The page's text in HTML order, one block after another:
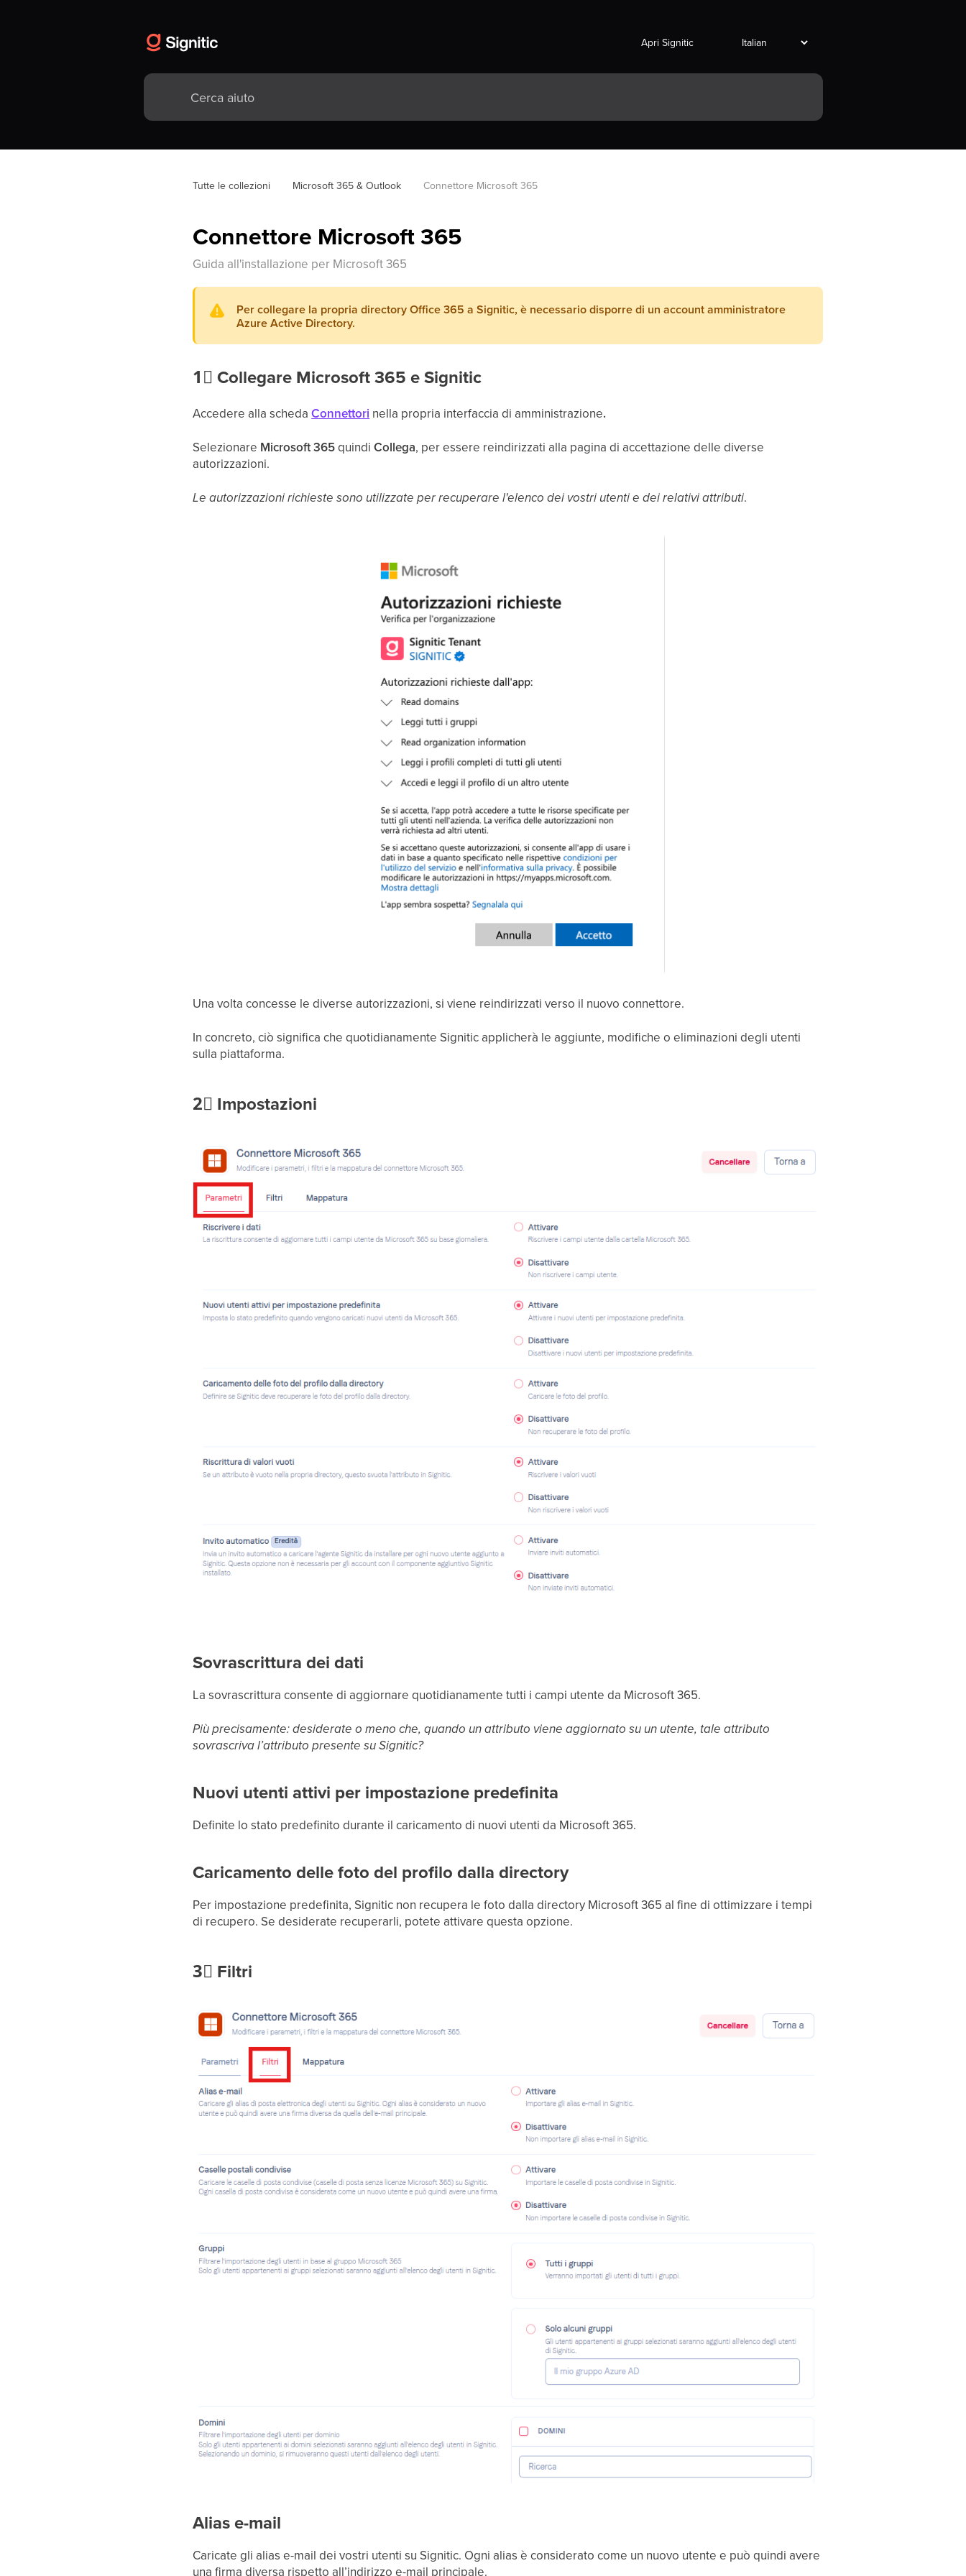
Apri Signitic
Tutte le collezioni Microsoft 365 & Outlook Connettore Microsoft 365
Connettore Microsoft 365
Guida all'installazione per Microsoft 365
Per collegare la propria directory Office 365 a Signitic, è necessario disporre di un account amministratore
Azure Active Directory.
1⃣Collegare Microsoft 365 e Signitic
Accedere alla schedaConnettori nella propria interfaccia di amministrazione.
Selezionare Microsoft 365quindiCollega, per essere reindirizzati alla pagina di accettazione delle diverse
autorizzazioni.
Le autorizzazioni richieste sono utilizzate per recuperare l'elenco dei vostri utenti e dei relativi attributi.
Una volta concesse le diverse autorizzazioni, si viene reindirizzati verso il nuovo connettore.
In concreto, ciò significa che quotidianamente Signitic applicherà le aggiunte, modifiche o eliminazioni degli utenti
sulla piattaforma.
2⃣ Impostazioni
Sovrascrittura dei dati
La sovrascrittura consente di aggiornare quotidianamente tutti i campi utente da Microsoft 365.
Più precisamente: desiderate o meno che, quando un attributo viene aggiornato su un utente, tale attributo
sovrascriva l’attributo presente su Signitic?
Nuovi utenti attivi per impostazione predefinita
Definite lo stato predefinito durante il caricamento di nuovi utenti da Microsoft 365.
Caricamento delle foto del profilo dalla directory
Per impostazione predefinita, Signitic non recupera le foto dalla directory Microsoft 365 al fine di ottimizzare i tempi
di recupero. Se desiderate recuperarli, potete attivare questa opzione.
3⃣ Filtri
Alias e-mail
Caricate gli alias e-mail dei vostri utenti su Signitic. Ogni alias è considerato come un nuovo utente e può quindi avere
una firma diversa rispetto all’indirizzo e-mail principale.